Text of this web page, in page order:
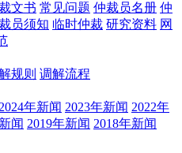
文书 常见问题 仲裁员名册 仲
员须知 临时仲裁 研究资料 网
规则 调解流程
2024年新闻 2023年新闻 2022年
闻 2019年新闻 2018年新闻